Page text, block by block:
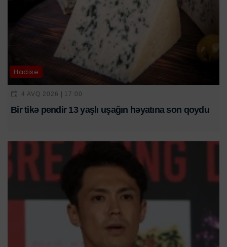
Hadisə
4 AVQ 2026 | 17:00
Bir tikə pendir 13 yaşlı uşağın həyatına son qoydu